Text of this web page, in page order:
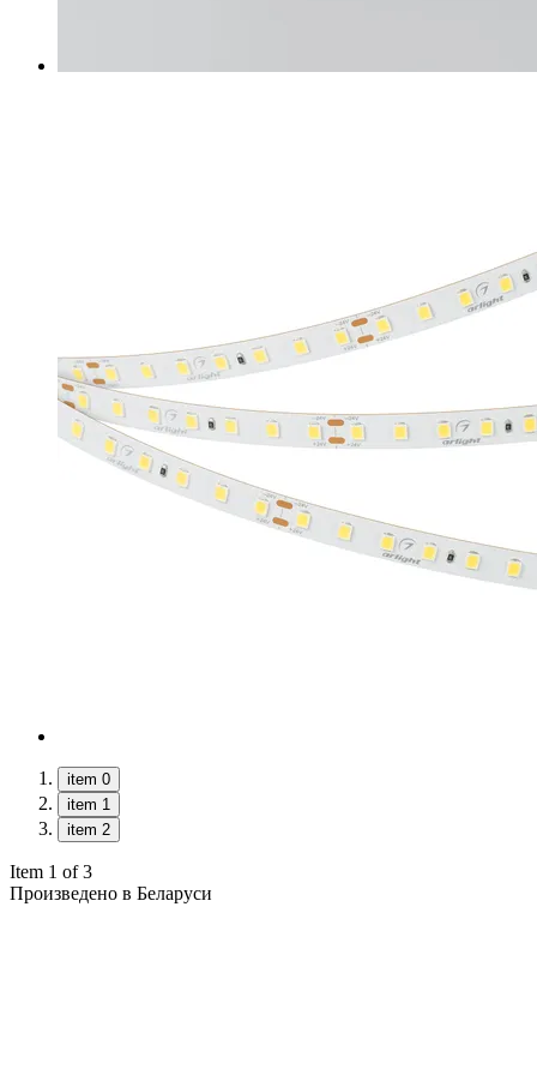
item 0
item 1
item 2
Item 1 of 3
Произведено в Беларуси